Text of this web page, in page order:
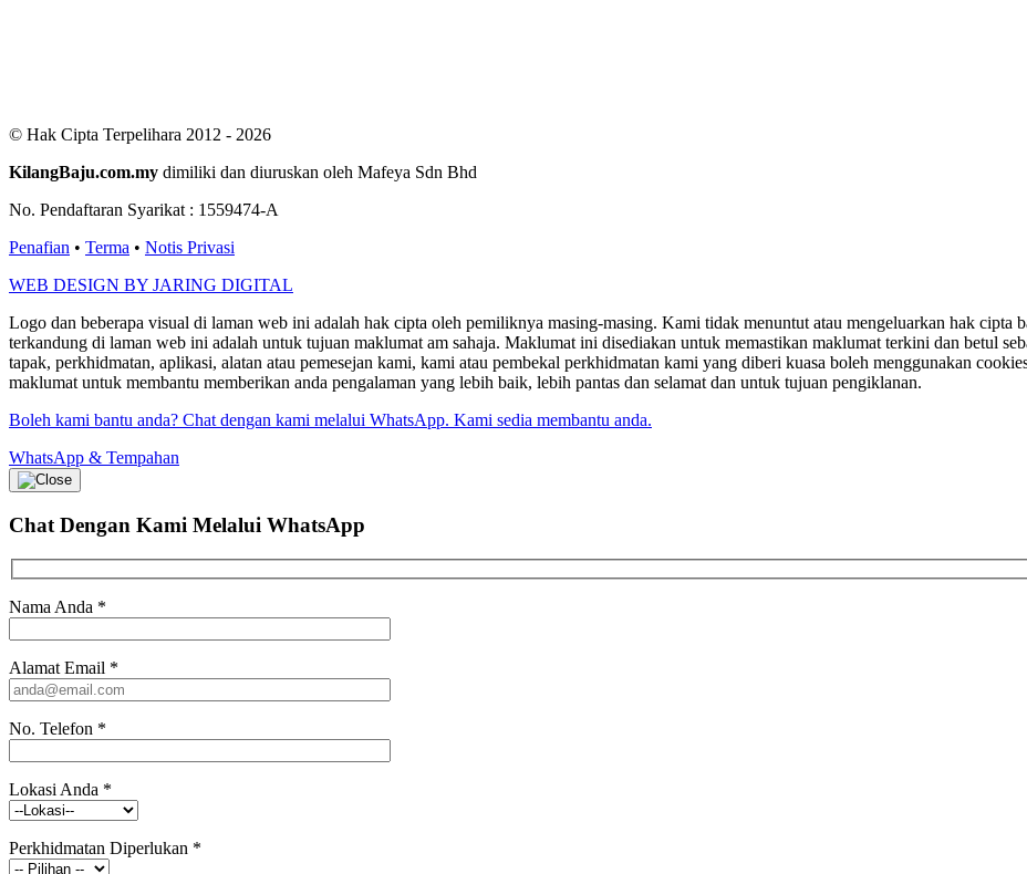
© Hak Cipta Terpelihara 2012 - 2026
KilangBaju.com.my dimiliki dan diuruskan oleh Mafeya Sdn Bhd
No. Pendaftaran Syarikat : 1559474-A
Penafian • Terma • Notis Privasi
WEB DESIGN BY JARING DIGITAL
Logo dan beberapa visual di laman web ini adalah hak cipta oleh pemiliknya masing-masing. Kami tidak menuntut atau mengeluarkan hak
terkandung di laman web ini adalah untuk tujuan maklumat am sahaja. Maklumat ini disediakan untuk memastikan maklumat terkini dan betul
tapak, perkhidmatan, aplikasi, alatan atau pemesejan kami, kami atau pembekal perkhidmatan kami yang diberi kuasa boleh menggunakan
maklumat untuk membantu memberikan anda pengalaman yang lebih baik, lebih pantas dan selamat dan untuk tujuan pengiklanan.
Boleh kami bantu anda? Chat dengan kami melalui WhatsApp. Kami sedia membantu anda.
WhatsApp & Tempahan
Chat Dengan Kami Melalui WhatsApp
Nama Anda *
Alamat Email *
No. Telefon *
Lokasi Anda *
Perkhidmatan Diperlukan *